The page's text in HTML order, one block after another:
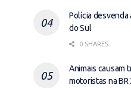
Polícia desvenda
do Sul
0 SHARES
Animais causam
motoristas na BR